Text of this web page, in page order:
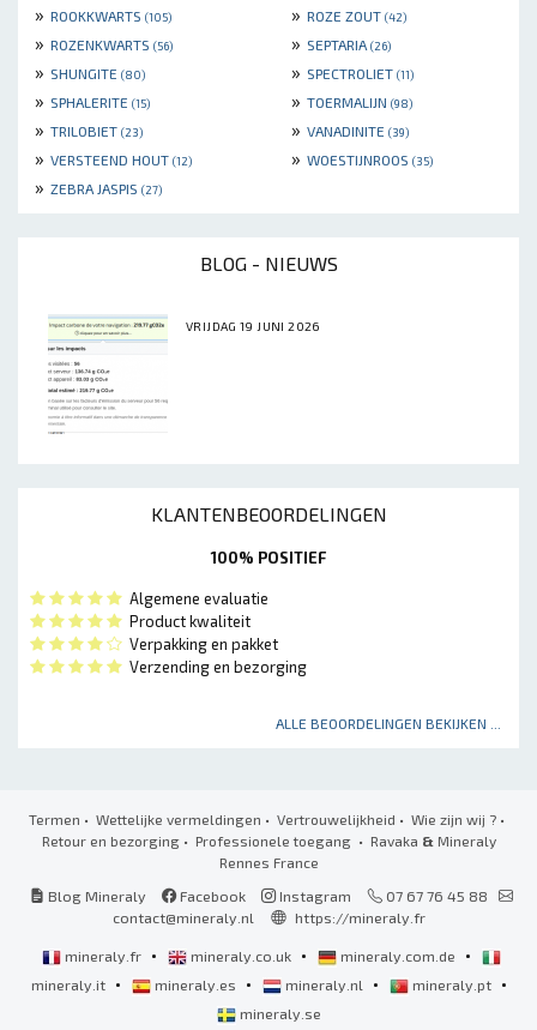
» ROOKKWARTS (105) » ROZE ZOUT (42)
» ROZENKWARTS (56) » SEPTARIA (26)
» SHUNGITE (80) » SPECTROLIET (11)
» SPHALERITE (15) » TOERMALIJN (98)
» TRILOBIET (23) » VANADINITE (39)
» VERSTEEND HOUT (12) » WOESTIJNROOS (35)
» ZEBRA JASPIS (27)
BLOG - NIEUWS
VRIJDAG 19 JUNI 2026
KLANTENBEOORDELINGEN
100% POSITIEF
Algemene evaluatie
Product kwaliteit
Verpakking en pakket
Verzending en bezorging
ALLE BEOORDELINGEN BEKIJKEN ...
Termen • Wettelijke vermeldingen • Vertrouwelijkheid • Wie zijn wij ? •
Retour en bezorging• Professionele toegang • Ravaka & Mineraly
Rennes France
Blog Mineraly
Facebook Instagram
07 67 76 45 88
contact@mineraly.nl
https://mineraly.fr
mineraly.fr • mineraly.co.uk • mineraly.com.de •
mineraly.it • mineraly.es • mineraly.nl • mineraly.pt •
mineraly.se